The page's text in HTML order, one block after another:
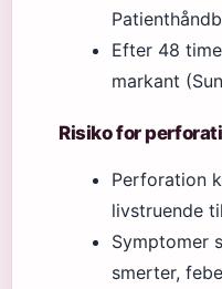
Efter 48
markant
Risiko for
Perforation
livstruende
Symptomer
smerter,